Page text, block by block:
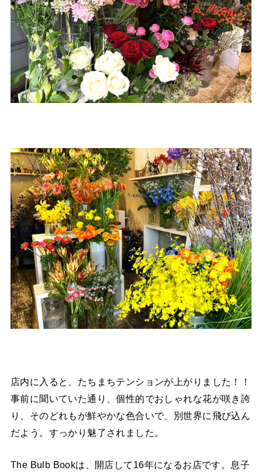
店内に入ると、たちまちテンションが上がりました！！
事前に聞いていた通り、個性的でおしゃれな花が咲き誇
り、そのどれもが鮮やかな色合いで、別世界に飛び込ん
だよう。すっかり魅了されました。
The Bulb Bookは、開店して16年になるお店です。息子